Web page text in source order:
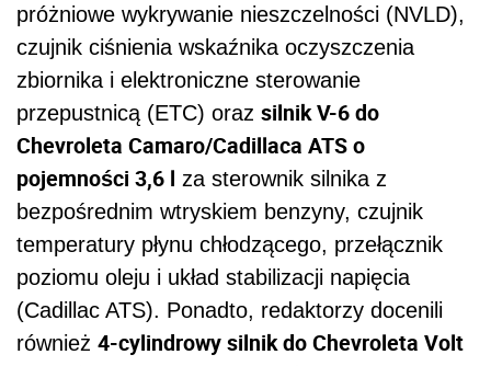
próżniowe wykrywanie nieszczelności (NVLD),
czujnik ciśnienia wskaźnika oczyszczenia
zbiornika i elektroniczne sterowanie
przepustnicą (ETC) oraz silnik V-6 do
Chevroleta Camaro/Cadillaca ATS o
pojemności 3,6 l za sterownik silnika z
bezpośrednim wtryskiem benzyny, czujnik
temperatury płynu chłodzącego, przełącznik
poziomu oleju i układ stabilizacji napięcia
(Cadillac ATS). Ponadto, redaktorzy docenili
również 4-cylindrowy silnik do Chevroleta Volt